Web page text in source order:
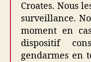
Croates. Nous
surveillance.
moment en
dispositif
gendarmes en